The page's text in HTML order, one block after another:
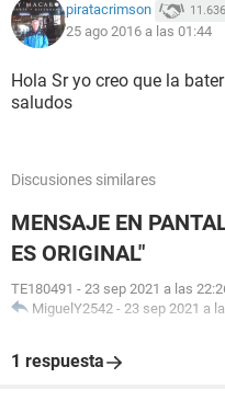
piratacrimson 11.636
25 ago 2016 a las 01:44
Hola Sr yo creo que la
saludos
Discusiones similares
MENSAJE EN
ES ORIGINAL"
TE180491 - 23 sep 2021 a las
MiguelY2542 - 23 sep 2021 a
1 respuesta